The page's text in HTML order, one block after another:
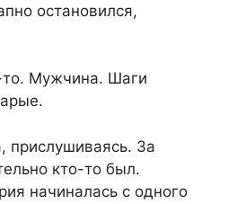
остановился,
Мужчина. Шаги
прислушиваясь. За
кто-то был.
начиналась с одного